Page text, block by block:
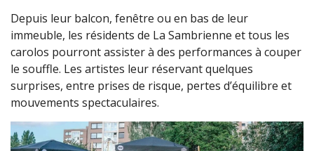
Depuis leur balcon, fenêtre ou en bas de leur
immeuble, les résidents de La Sambrienne et tous les
carolos pourront assister à des performances à couper
le souffle. Les artistes leur réservant quelques
surprises, entre prises de risque, pertes d’équilibre et
mouvements spectaculaires.